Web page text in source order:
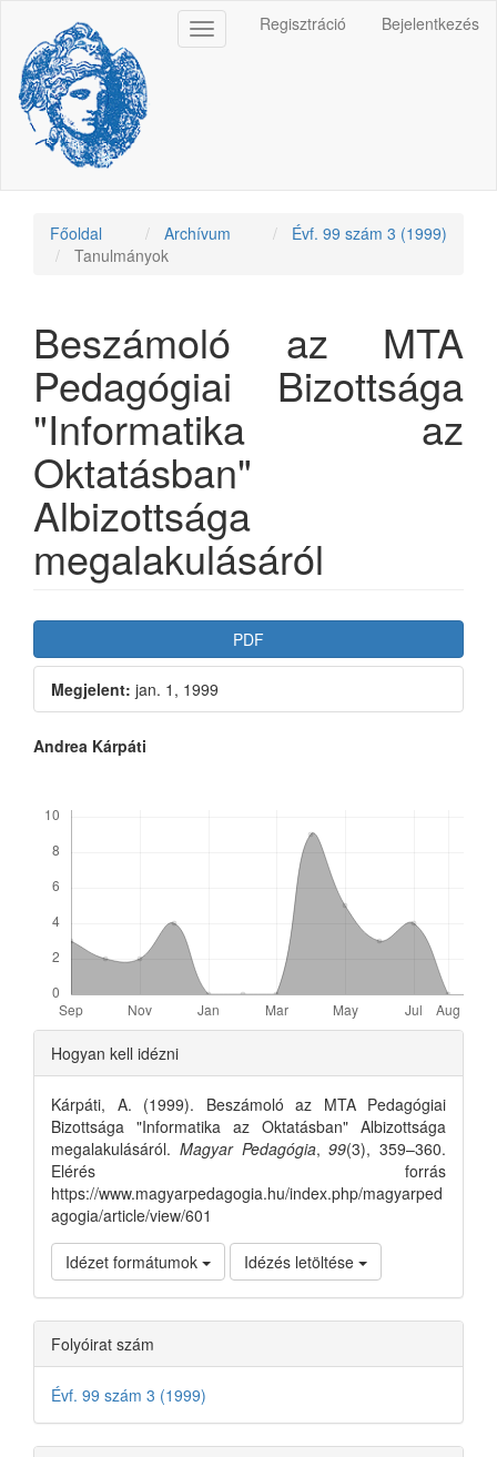
Navigation
Main
Content
Sidebar
Regisztráció Bejelentkezés
Toggle
navigation
Főoldal Archívum
Évf. 99 szám 3 (1999)
Tanulmányok
Beszámoló az MTA
Pedagógiai Bizottsága
"Informatika az
Oktatásban"
Albizottsága
megalakulásáról
Article
Sidebar
PDF
Megjelent: jan. 1, 1999
Main
Content
Andrea Kárpáti
Article
Details
Hogyan kell idézni
Kárpáti, A. (1999). Beszámoló az MTA Pedagógiai
Bizottsága "Informatika az Oktatásban" Albizottsága
megalakulásáról. Magyar Pedagógia,99(3), 359–360.
Elérés forrás
https://www.magyarpedagogia.hu/index.php/magyarped
agogia/article/view/601
Idézet formátumok Idézés letöltése
Folyóirat szám
Évf. 99 szám 3 (1999)